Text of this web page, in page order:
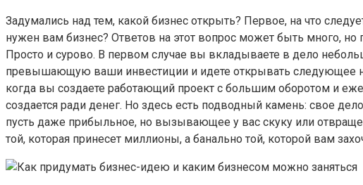
Задумались над тем, какой бизнес открыть? Первое, на что
нужен вам бизнес? Ответов на этот вопрос может быть много,
Просто и сурово. В первом случае вы вкладываете в дело
превышающую ваши инвестиции и идете открывать следующее
когда вы создаете работающий проект с большим оборотом и
создается ради денег. Но здесь есть подводный камень: свое
пусть даже прибыльное, но вызывающее у вас скуку или
той, которая принесет миллионы, а банально той, которой вам